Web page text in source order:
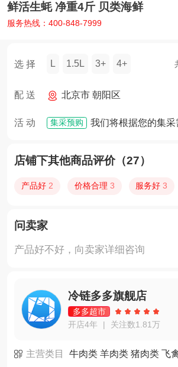
鲜活生蚝 净重4斤 贝类海鲜
服务热线：400-848-7999
选 择 L 1.5L 3+ 4+
配 送 北京市 朝阳区
活 动 集采预购
店铺下其他商品评价（27）
产品好 2 价格合理 3 服务好3
问卖家
产品好不好，向卖家详细咨询
冷链多多旗舰店
多多超市
开店4年
| 关注数1.81万
主营类目
牛肉类 羊肉类 猪肉类 飞